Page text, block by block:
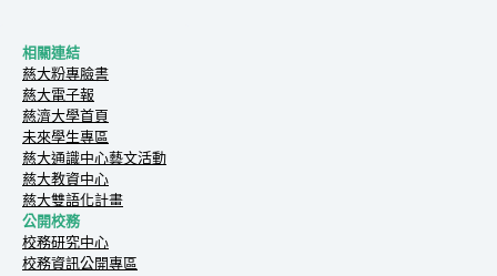
相關連結
慈大粉專臉書
慈大電子報
慈濟大學首頁
未來學生專區
慈大通識中心藝文活動
慈大教資中心
慈大雙語化計畫
公開校務
校務研究中心
校務資訊公開專區